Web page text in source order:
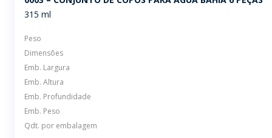
315 ml
Peso
Dimensões
Emb. Largura
Emb. Altura
Emb. Profundidade
Emb. Peso
Qdt. por embalagem